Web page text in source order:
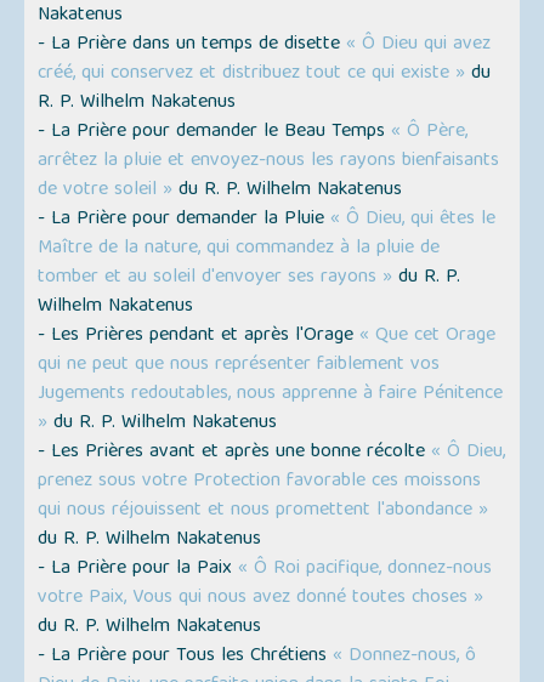
Nakatenus
- La Prière dans un temps de disette « Ô Dieu qui avez
créé, qui conservez et distribuez tout ce qui existe » du
R. P. Wilhelm Nakatenus
- La Prière pour demander le Beau Temps « Ô Père,
arrêtez la pluie et envoyez-nous les rayons bienfaisants
de votre soleil » du R. P. Wilhelm Nakatenus
- La Prière pour demander la Pluie « Ô Dieu, qui êtes le
Maître de la nature, qui commandez à la pluie de
tomber et au soleil d'envoyer ses rayons » du R. P.
Wilhelm Nakatenus
- Les Prières pendant et après l'Orage « Que cet Orage
qui ne peut que nous représenter faiblement vos
Jugements redoutables, nous apprenne à faire Pénitence
» du R. P. Wilhelm Nakatenus
- Les Prières avant et après une bonne récolte « Ô Dieu,
prenez sous votre Protection favorable ces moissons
qui nous réjouissent et nous promettent l'abondance »
du R. P. Wilhelm Nakatenus
- La Prière pour la Paix « Ô Roi pacifique, donnez-nous
votre Paix, Vous qui nous avez donné toutes choses »
du R. P. Wilhelm Nakatenus
- La Prière pour Tous les Chrétiens « Donnez-nous, ô